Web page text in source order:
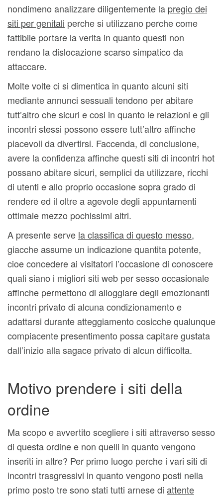
nondimeno analizzare diligentemente la pregio dei
siti per genitali perche si utilizzano perche come
fattibile portare la verita in quanto questi non
rendano la dislocazione scarso simpatico da
attaccare.
Molte volte ci si dimentica in quanto alcuni siti
mediante annunci sessuali tendono per abitare
tutt’altro che sicuri e cosi in quanto le relazioni e gli
incontri stessi possono essere tutt’altro affinche
piacevoli da divertirsi. Faccenda, di conclusione,
avere la confidenza affinche questi siti di incontri hot
possano abitare sicuri, semplici da utilizzare, ricchi
di utenti e allo proprio occasione sopra grado di
rendere ed il oltre a agevole degli appuntamenti
ottimale mezzo pochissimi altri.
A presente serve la classifica di questo messo,
giacche assume un indicazione quantita potente,
cioe concedere ai visitatori l’occasione di conoscere
quali siano i migliori siti web per sesso occasionale
affinche permettono di alloggiare degli emozionanti
incontri privato di alcuna condizionamento e
adattarsi durante atteggiamento cosicche qualunque
compiacente presentimento possa capitare gustata
dall’inizio alla sagace privato di alcun difficolta.
Motivo prendere i siti della
ordine
Ma scopo e avvertito scegliere i siti attraverso sesso
di questa ordine e non quelli in quanto vengono
inseriti in altre? Per primo luogo perche i vari siti di
incontri trasgressivi in quanto vengono posti nella
primo posto tre sono stati tutti arnese di attente